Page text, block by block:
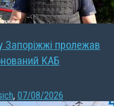
Запоріжжі пролежав
КАБ
, 07/08/2026